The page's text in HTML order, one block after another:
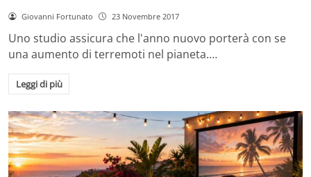
Giovanni Fortunato 23 Novembre 2017
Uno studio assicura che l'anno nuovo porterà con se
una aumento di terremoti nel pianeta.…
Leggi di più